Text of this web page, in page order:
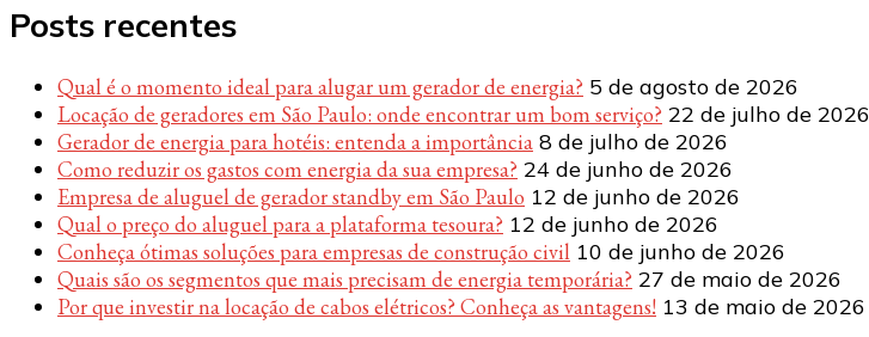
Posts recentes
Qual é o momento ideal para alugar um gerador de energia? 5 de agosto de 2026
Locação de geradores em São Paulo: onde encontrar um bom serviço? 22 de julho de 2026
Gerador de energia para hotéis: entenda a importância 8 de julho de 2026
Como reduzir os gastos com energia da sua empresa? 24 de junho de 2026
Empresa de aluguel de gerador standby em São Paulo 12 de junho de 2026
Qual o preço do aluguel para a plataforma tesoura? 12 de junho de 2026
Conheça ótimas soluções para empresas de construção civil 10 de junho de 2026
Quais são os segmentos que mais precisam de energia temporária? 27 de maio de 2026
Por que investir na locação de cabos elétricos? Conheça as vantagens! 13 de maio de 2026